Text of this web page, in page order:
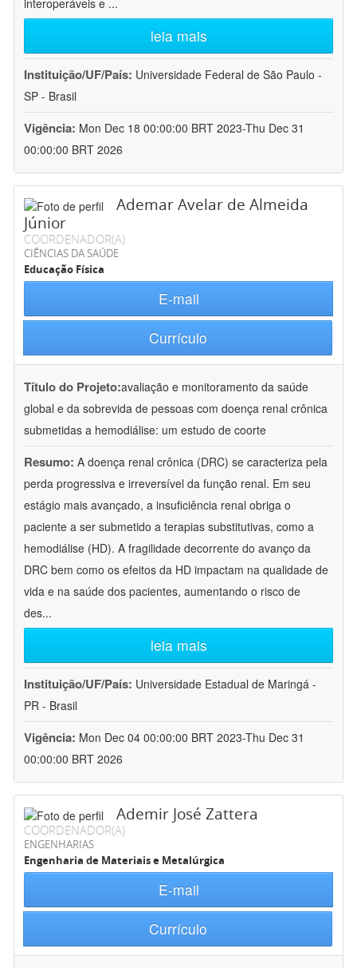
interoperáveis e ...
leia mais
Instituição/UF/País: Universidade Federal de São Paulo -
SP - Brasil
Vigência: Mon Dec 18 00:00:00 BRT 2023-Thu Dec 31
00:00:00 BRT 2026
Ademar Avelar de Almeida
Júnior
COORDENADOR(A)
CIÊNCIAS DA SAÚDE
Educação Física
E-mail
Currículo
Título do Projeto:avaliação e monitoramento da saúde
global e da sobrevida de pessoas com doença renal crônica
submetidas a hemodiálise: um estudo de coorte
Resumo: A doença renal crônica (DRC) se caracteriza pela
perda progressiva e irreversível da função renal. Em seu
estágio mais avançado, a insuficiência renal obriga o
paciente a ser submetido a terapias substitutivas, como a
hemodiálise (HD). A fragilidade decorrente do avanço da
DRC bem como os efeitos da HD impactam na qualidade de
vida e na saúde dos pacientes, aumentando o risco de
des...
leia mais
Instituição/UF/País: Universidade Estadual de Maringá -
PR - Brasil
Vigência: Mon Dec 04 00:00:00 BRT 2023-Thu Dec 31
00:00:00 BRT 2026
Ademir José Zattera
COORDENADOR(A)
ENGENHARIAS
Engenharia de Materiais e Metalúrgica
E-mail
Currículo